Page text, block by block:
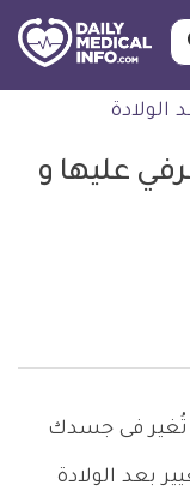
طبية
الولادة
عليها و
تُغير فى جسدك
بعد الولادة